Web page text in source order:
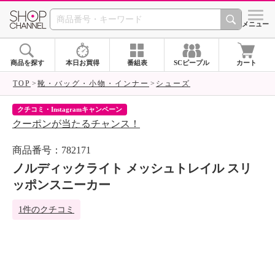
SHOP CHANNEL シメニュー
商品を探す 本日お買得 番組表 SCピープル カート
TOP 靴・バッグ・小物・インナー シューズ
クチコミ・Instagramキャンペーン
クーポンが当たるチャンス！
商品番号：782171
ノルディックライト メッシュトレイル スリ
ッポンスニーカー
1件のクチコミ